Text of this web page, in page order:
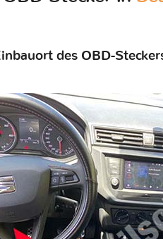
des OBD-